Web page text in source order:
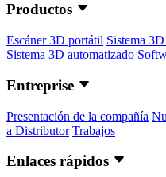
Productos
Escáner 3D portátil Sistema
Sistema 3D automatizado
Entreprise
Presentación de la compañía
a Distributor Trabajos
Enlaces rápidos